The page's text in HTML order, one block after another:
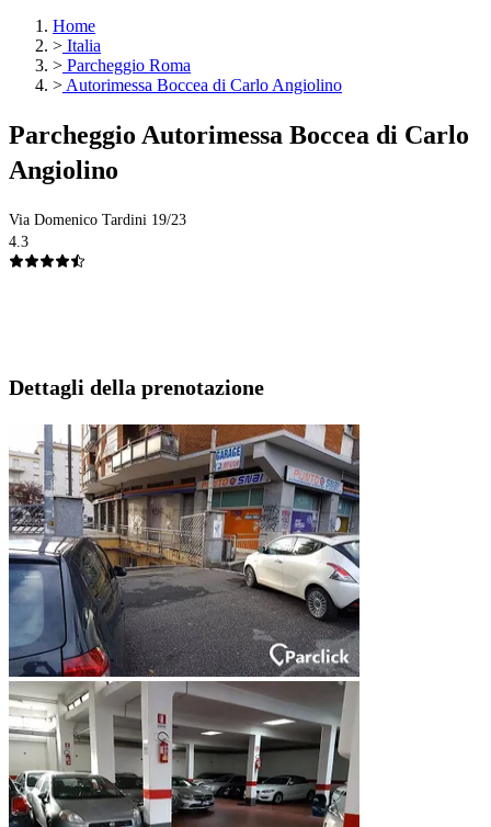
Home
> Italia
> Parcheggio Roma
> Autorimessa Boccea di Carlo Angiolino
Parcheggio Autorimessa Boccea di Carlo
Angiolino
Via Domenico Tardini 19/23
4.3
Dettagli della prenotazione